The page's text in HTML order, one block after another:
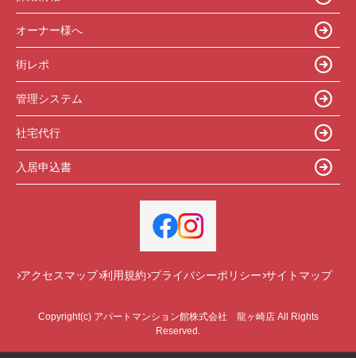
オーナー様へ
街レポ
管理システム
社宅代行
入居申込書
アクセスマップ 利用規約 プライバシーポリシー サイトマップ
Copyright(c) アパートマンション館株式会社 龍ヶ崎店 All Rights
Reserved.